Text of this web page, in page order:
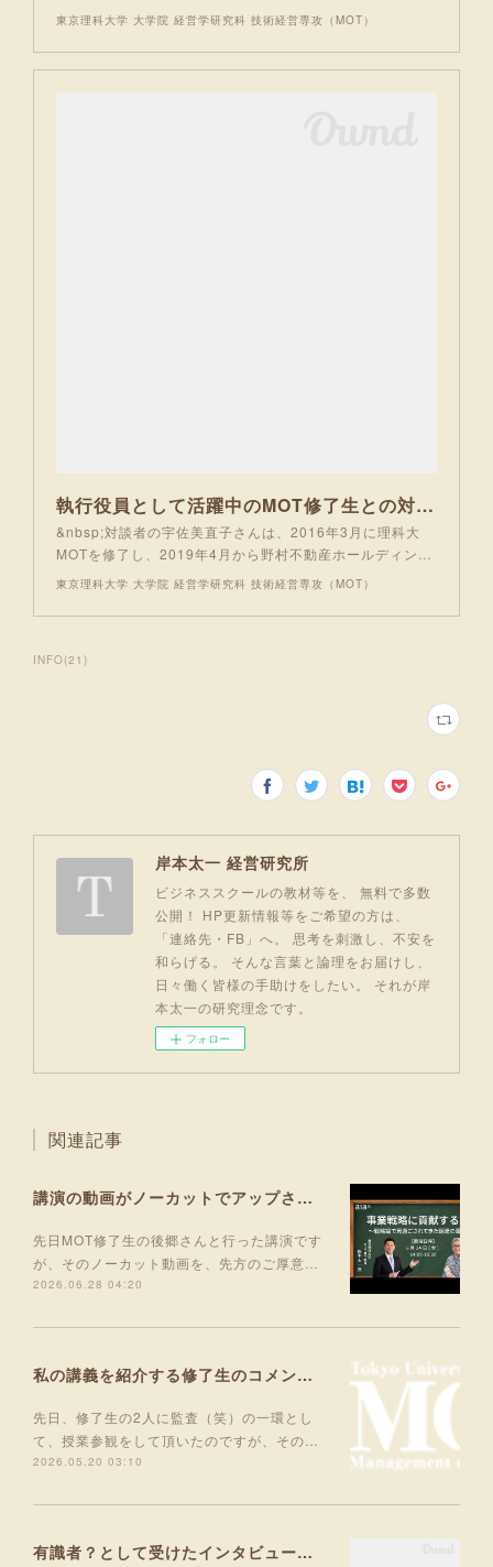
東京理科大学 大学院 経営学研究科 技術経営専攻（MOT）
執行役員として活躍中のMOT修了生との対談記事を公開 | 東京理科大学 大学院 経営学研究科 技術経営専攻（MOT）
&nbsp;対談者の宇佐美直子さんは、2016年3月に理科大
MOTを修了し、2019年4月から野村不動産ホールディン…
東京理科大学 大学院 経営学研究科 技術経営専攻（MOT）
INFO(21 )
岸本太一 経営研究所
ビジネススクールの教材等を、 無料で多数
公開！ HP更新情報等をご希望の方は、
「連絡先・FB」へ。 思考を刺激し、不安を
和らげる。 そんな言葉と論理をお届けし、
日々働く皆様の手助けをしたい。 それが岸
本太一の研究理念です。
フォロー
関連記事
講演の動画がノーカットでアップされました！
先日MOT修了生の後郷さんと行った講演です
が、そのノーカット動画を、先方のご厚意…
2026.06.28 04:20
私の講義を紹介する修了生のコメントが掲載されました
先日、修了生の2人に監査（笑）の一環とし
て、授業参観をして頂いたのですが、その…
2026.05.20 03:10
有識者？として受けたインタビュー記事が掲載されました